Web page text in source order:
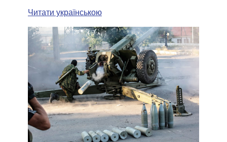
Читати українською